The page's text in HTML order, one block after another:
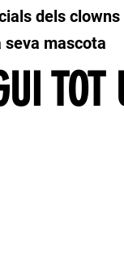
TOT
dels
mascota